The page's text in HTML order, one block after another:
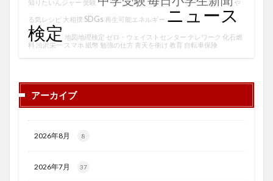
知りたいんジャー 受験 や
る気レシピ 大相撲 SDGs 再生可能エネルギー ニュース
検定 地図地理検定 ゼロ・ウェイストセンター テレワーク 化石燃
料 渋沢栄一 スマホ 紙幣 勉強の仕方 青天を衝け 教育 自転車保険
アーカイブ
2026年8月 8
2026年7月 37